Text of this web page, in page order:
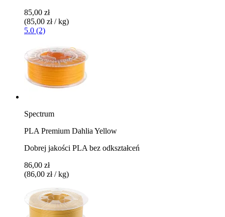
85,00 zł
(85,00 zł / kg)
5.0 (2)
Spectrum
PLA Premium Dahlia Yellow
Dobrej jakości PLA bez odkształceń
86,00 zł
(86,00 zł / kg)